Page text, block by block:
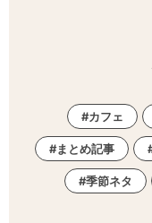
カフェ
まとめ記事
季節ネタ